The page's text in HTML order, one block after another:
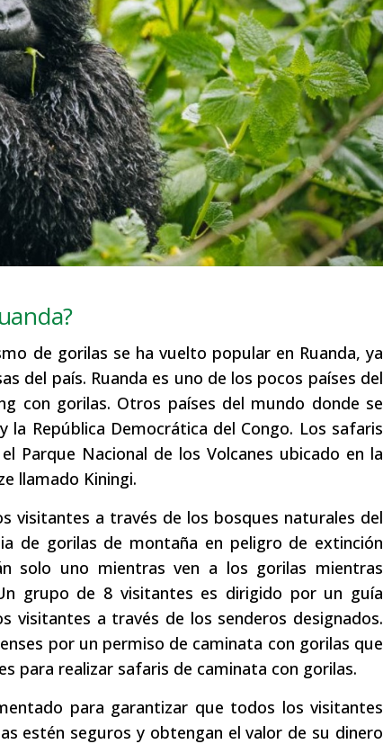
de gorilas se ha vuelto popular en Ruanda, ya
del país. Ruanda es uno de los pocos países del
con gorilas. Otros países del mundo donde se
República Democrática del Congo. Los safaris
Parque Nacional de los Volcanes ubicado en la
llamado Kiningi.
visitantes a través de los bosques naturales del
de gorilas de montaña en peligro de extinción
solo uno mientras ven a los gorilas mientras
grupo de 8 visitantes es dirigido por un guía
visitantes a través de los senderos designados.
por un permiso de caminata con gorilas que
para realizar safaris de caminata con gorilas.
para garantizar que todos los visitantes
estén seguros y obtengan el valor de su dinero